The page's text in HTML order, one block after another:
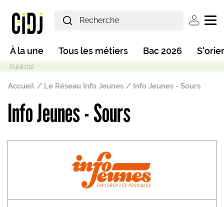
User
Main navigation
À la une Tous les métiers Bac 2026
Fil d'Ariane
Accueil Le Réseau Info Jeunes Info Jeunes - Sours
Info Jeunes - Sours